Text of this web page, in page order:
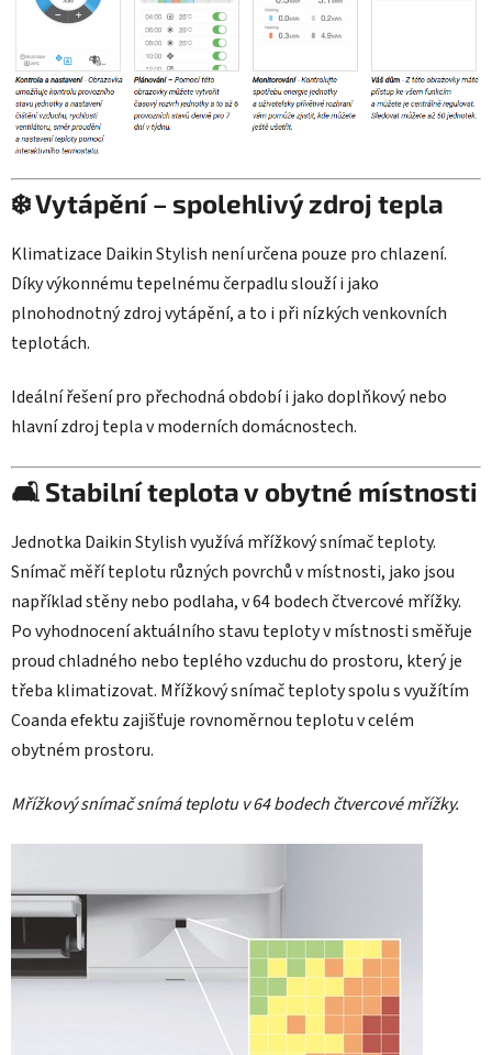
❄️ Vytápění – spolehlivý zdroj tepla
Klimatizace Daikin Stylish není určena pouze pro chlazení.
Díky výkonnému tepelnému čerpadlu slouží i jako
plnohodnotný zdroj vytápění, a to i při nízkých venkovních
teplotách.
Ideální řešení pro přechodná období i jako doplňkový nebo
hlavní zdroj tepla v moderních domácnostech.
🛋️ Stabilní teplota v obytné místnosti
Jednotka Daikin Stylish využívá mřížkový snímač teploty.
Snímač měří teplotu různých povrchů v místnosti, jako jsou
například stěny nebo podlaha, v 64 bodech čtvercové mřížky.
Po vyhodnocení aktuálního stavu teploty v místnosti směřuje
proud chladného nebo teplého vzduchu do prostoru, který je
třeba klimatizovat. Mřížkový snímač teploty spolu s využítím
Coanda efektu zajišťuje rovnoměrnou teplotu v celém
obytném prostoru.
Mřížkový snímač snímá teplotu v 64 bodech čtvercové mřížky.